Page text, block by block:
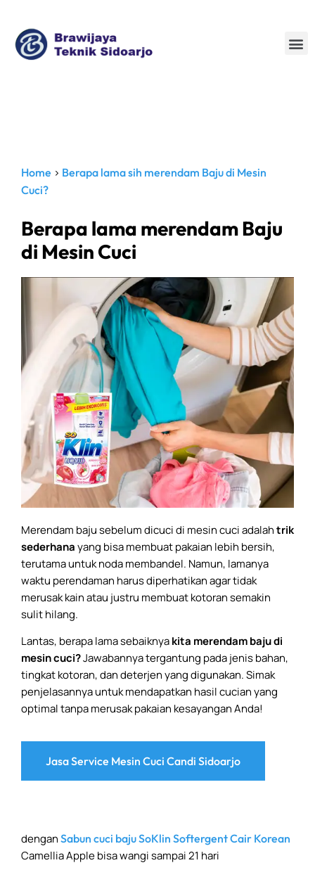
Home > Berapa lama sih merendam Baju di Mesin
Cuci?
Berapa lama merendam Baju
di Mesin Cuci
Merendam baju sebelum dicuci di mesin cuci adalahtrik
sederhanayang bisa membuat pakaian lebih bersih,
terutama untuk noda membandel. Namun, lamanya
waktu perendaman harus diperhatikan agar tidak
merusak kain atau justru membuat kotoran semakin
sulit hilang.
Lantas, berapa lama sebaiknyakita merendam baju di
mesin cuci?Jawabannya tergantung pada jenis bahan,
tingkat kotoran, dan deterjen yang digunakan. Simak
penjelasannya untuk mendapatkan hasil cucian yang
optimal tanpa merusak pakaian kesayangan Anda!
Jasa Service Mesin Cuci Candi Sidoarjo
dengan Sabun cuci baju SoKlin Softergent Cair Korean
Camellia Apple bisa wangi sampai 21 hari